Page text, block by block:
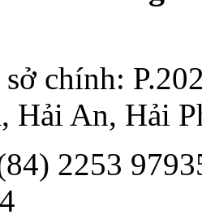
chính:
Hải An, Hải
2253